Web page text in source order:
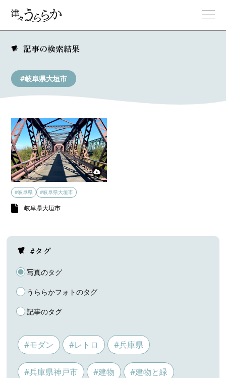
記事の検索結果
#岐阜県大垣市
#岐阜県 #岐阜県大垣市
岐阜県大垣市
#タグ
写真のタグ
うららかフォトのタグ
記事のタグ
#モダン #レトロ #兵庫県
#兵庫県神戸市 #建物 #建物と緑